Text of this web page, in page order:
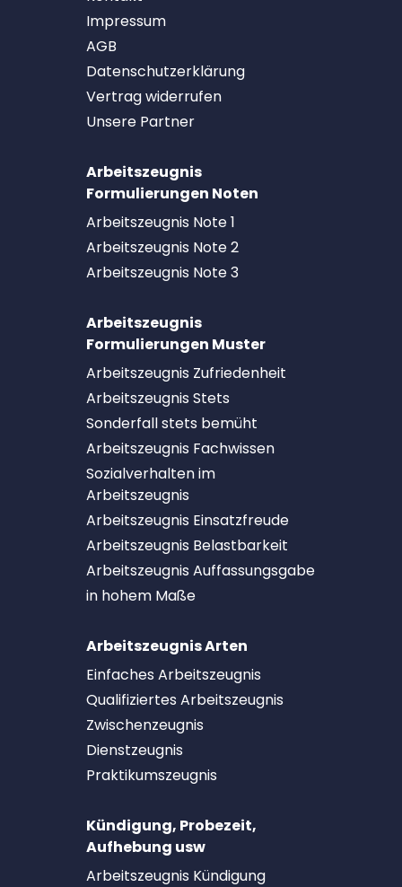
Impressum
AGB
Datenschutzerklärung
Vertrag widerrufen
Unsere Partner
Arbeitszeugnis
Formulierungen Noten
Arbeitszeugnis Note 1
Arbeitszeugnis Note 2
Arbeitszeugnis Note 3
Arbeitszeugnis
Formulierungen Muster
Arbeitszeugnis Zufriedenheit
Arbeitszeugnis Stets
Sonderfall stets bemüht
Arbeitszeugnis Fachwissen
Sozialverhalten im
Arbeitszeugnis
Arbeitszeugnis Einsatzfreude
Arbeitszeugnis Belastbarkeit
Arbeitszeugnis Auffassungsgabe
in hohem Maße
Arbeitszeugnis Arten
Einfaches Arbeitszeugnis
Qualifiziertes Arbeitszeugnis
Zwischenzeugnis
Dienstzeugnis
Praktikumszeugnis
Kündigung, Probezeit,
Aufhebung usw
Arbeitszeugnis Kündigung